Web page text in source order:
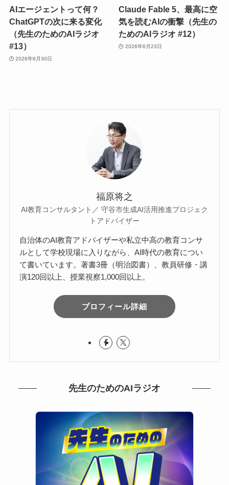
AIエージェントって何？
ChatGPTの次に来る変化
（先生のためのAIラジオ
#13）
2026年6月30日
Claude Fable 5、最高に空
気を読むAIの衝撃（先生の
ためのAIラジオ #12）
2026年6月23日
福原将之
AI教育コンサルタント／ 守谷市生成AI活用推進プロジェク
トアドバイザー
自治体のAI教育アドバイザーや私立中高の教育コンサ
ルとして学校現場に入りながら、AI時代の教育につい
て書いています。著書3冊（明治図書）、教員研修・講
演120回以上、授業視察1,000回以上。
プロフィール詳細
先生のためのAIラジオ